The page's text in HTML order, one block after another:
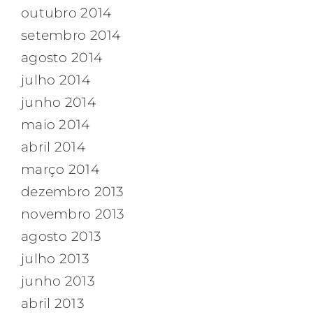
outubro 2014
setembro 2014
agosto 2014
julho 2014
junho 2014
maio 2014
abril 2014
março 2014
dezembro 2013
novembro 2013
agosto 2013
julho 2013
junho 2013
abril 2013